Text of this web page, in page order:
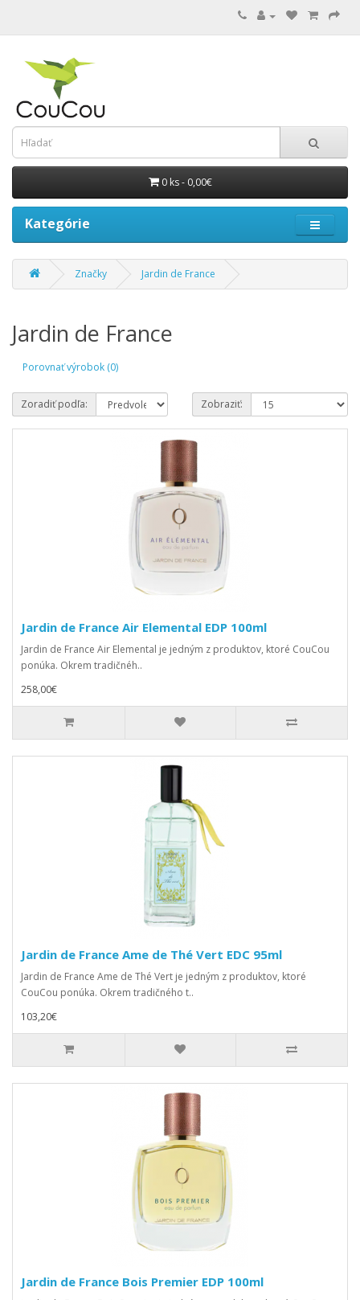
0 ks - 0,00€
Kategórie
Značky Jardin de France
Jardin de France
Porovnať výrobok (0)
Zoradiť podľa: Zobraziť:
Jardin de France Air Elemental EDP 100ml
Jardin de France Air Elemental je jedným z produktov, ktoré CouCou
ponúka. Okrem tradičnéh..
258,00€
Jardin de France Ame de Thé Vert EDC 95ml
Jardin de France Ame de Thé Vert je jedným z produktov, ktoré
CouCou ponúka. Okrem tradičného t..
103,20€
Jardin de France Bois Premier EDP 100ml